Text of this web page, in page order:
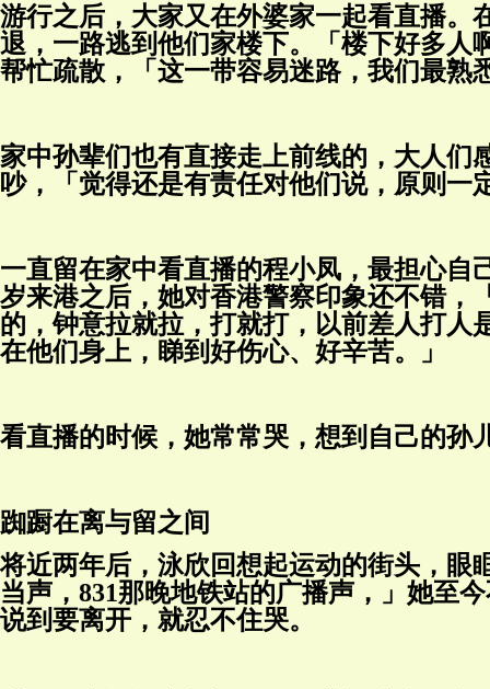
游行之后，大家又在外婆家一起看直播。
退，一路逃到他们家楼下。「楼下好多人
帮忙疏散，「这一带容易迷路，我们最熟
家中孙辈们也有直接走上前线的，大人们
吵，「觉得还是有责任对他们说，原则一
一直留在家中看直播的程小凤，最担心自
岁来港之后，她对香港警察印象还不错
的，钟意拉就拉，打就打，以前差人打人
在他们身上，睇到好伤心、好辛苦。」
看直播的时候，她常常哭，想到自己的孙
踟蹰在离与留之间
将近两年后，泳欣回想起运动的街头，眼
当声，831那晚地铁站的广播声，」她至
说到要离开，就忍不住哭。